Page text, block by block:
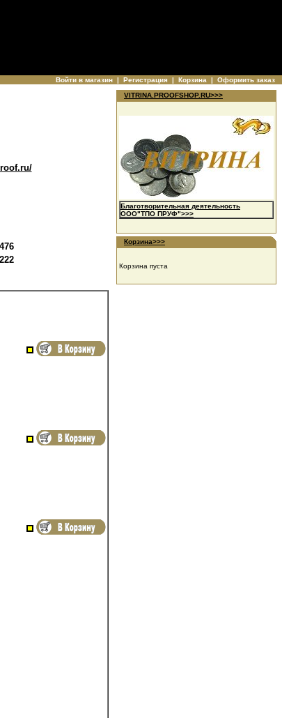
Войти в магазин | Регистрация | Корзина | Оформить заказ
VITRINA.PROOFSHOP.RU>>>
Благотворительная деятельность
ООО"ТПО ПРУФ">>>
Корзина>>>
Корзина пуста